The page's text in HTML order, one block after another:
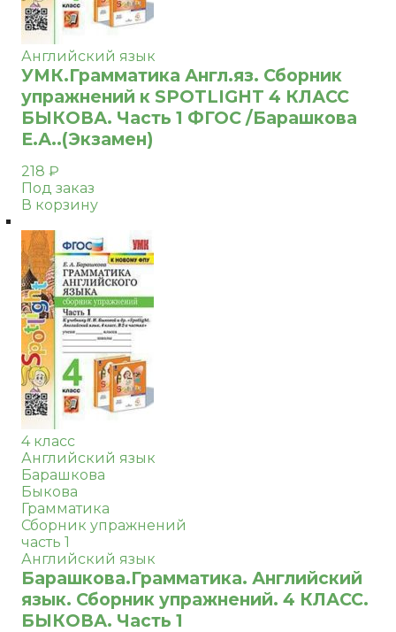
Английский язык
УМК.Грамматика Англ.яз. Сборник
упражнений к SPOTLIGHT 4 КЛАСС
БЫКОВА. Часть 1 ФГОС /Барашкова
Е.А..(Экзамен)
218 ₽
Под заказ
В корзину
4 класс
Английский язык
Барашкова
Быкова
Грамматика
Сборник упражнений
часть 1
Английский язык
Барашкова.Грамматика. Английский
язык. Сборник упражнений. 4 КЛАСС.
БЫКОВА. Часть 1